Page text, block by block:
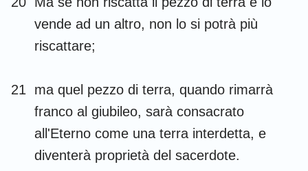
vende ad un altro, non lo si potrà più
riscattare;
21
ma quel pezzo di terra, quando rimarrà
franco al giubileo, sarà consacrato
all'Eterno come una terra interdetta, e
diventerà proprietà del sacerdote.